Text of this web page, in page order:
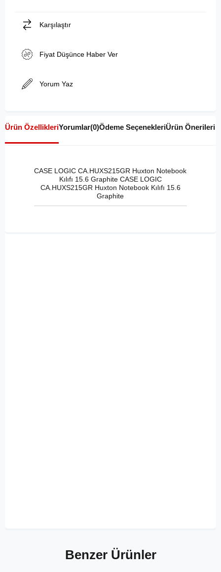
Karşılaştır
Fiyat Düşünce Haber Ver
Yorum Yaz
Ürün ÖzellikleriYorumlar(0)Ödeme SeçenekleriÜrün Önerileri
CASE LOGIC CA.HUXS215GR Huxton Notebook
Kılıfı 15.6 Graphite CASE LOGIC
CA.HUXS215GR Huxton Notebook Kılıfı 15.6
Graphite
Benzer Ürünler